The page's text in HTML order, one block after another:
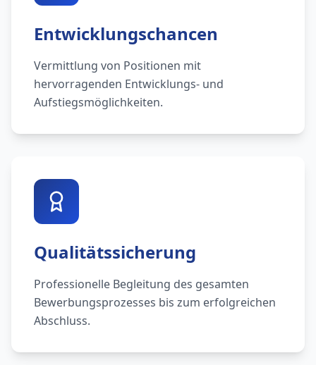
Entwicklungschancen
Vermittlung von Positionen mit
hervorragenden Entwicklungs- und
Aufstiegsmöglichkeiten.
Qualitätssicherung
Professionelle Begleitung des gesamten
Bewerbungsprozesses bis zum erfolgreichen
Abschluss.